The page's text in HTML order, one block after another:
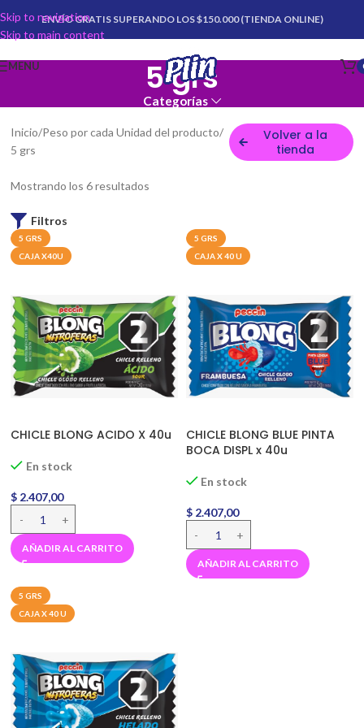
Skip to navigation
Skip to main content
ENVÍO GRATIS SUPERANDO LOS $150.000 (TIENDA ONLINE)
MENU 5 grs
Categorías
Inicio Peso por cada Unidad del producto
5 grs
Volver a la
tienda
Mostrando los 6 resultados
Filtros
5 GRS
CAJA X40U
CHICLE BLONG ACIDO X 40u
En stock
$ 2.407,00
AÑADIR AL CARRITO
5 GRS
CAJA X 40 U
CHICLE BLONG BLUE PINTA
BOCA DISPL x 40u
En stock
$2.407,00
AÑADIR AL CARRITO
5 GRS
CAJA X 40 U